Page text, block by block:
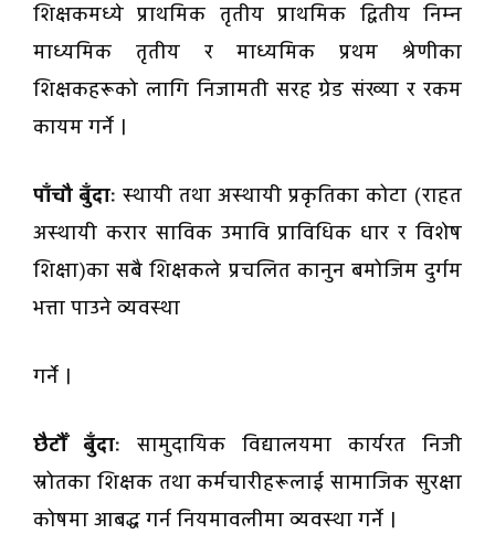
शिक्षकमध्ये प्राथमिक तृतीय प्राथमिक द्वितीय निम्न
माध्यमिक तृतीय र माध्यमिक प्रथम श्रेणीका
शिक्षकहरूको लागि निजामती सरह ग्रेड संख्या र रकम
कायम गर्ने ।
पाँचौ बुँदाः स्थायी तथा अस्थायी प्रकृतिका कोटा (राहत
अस्थायी करार साविक उमावि प्राविधिक धार र विशेष
शिक्षा)का सबै शिक्षकले प्रचलित कानुन बमोजिम दुर्गम
भत्ता पाउने व्यवस्था
गर्ने ।
छैटौँ बुँदाः सामुदायिक विद्यालयमा कार्यरत निजी
स्रोतका शिक्षक तथा कर्मचारीहरूलाई सामाजिक सुरक्षा
कोषमा आबद्ध गर्न नियमावलीमा व्यवस्था गर्ने ।